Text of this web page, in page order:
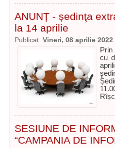
ANUNȚ - ședinţa
la 14 aprilie
Publicat: Vineri, 08 aprilie 2022
cu
SESIUNE DE
“CAMPANIA DE